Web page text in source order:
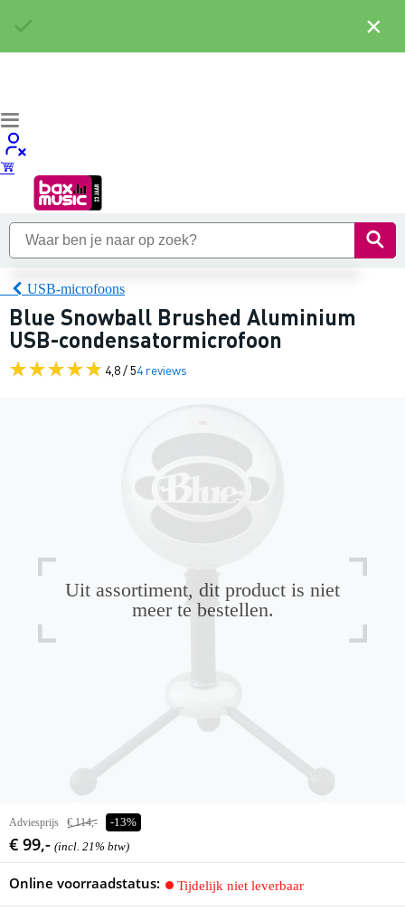
USB-microfoons
Blue Snowball Brushed Aluminium
USB-condensatormicrofoon
4,8 / 54 reviews
Uit assortiment, dit product is niet
meer te bestellen.
Adviesprijs € 114,- -13%
€ 99,- (incl. 21% btw)
Online voorraadstatus: Tijdelijk niet leverbaar
×